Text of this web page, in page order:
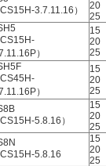
CS15H-3.7.11.16）
20
25
CS15H-
）
15
20
25
CS45H-
）
15
20
25
CS15H-5.8.16）
15
20
25
CS15H-5.8.16
15
20
25